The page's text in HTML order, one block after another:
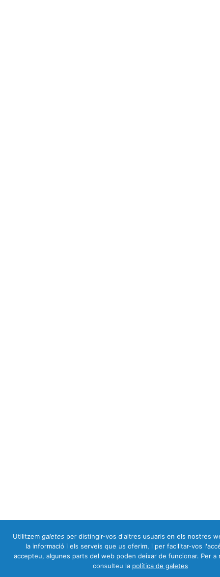
Utilitzem galetesper distingir-vos d'altres usuaris en els nostres
la informació i els serveis que us oferim, i per facilitar-vos
accepteu, algunes parts del web poden deixar de funcionar. Per a
consulteu la política de galetes